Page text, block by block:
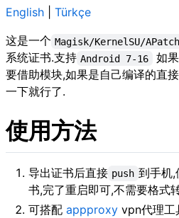
English
Türkçe
这是一个 Magisk/KernelSU/APatch
系统证书.支持 Android 7-16
如
要借助模块,如果是自己编译的直
一下就行了.
使用方法
导出证书后直接 push 到手机,
书,完了重启即可,不需要格式
可搭配 appproxy vpn代理工